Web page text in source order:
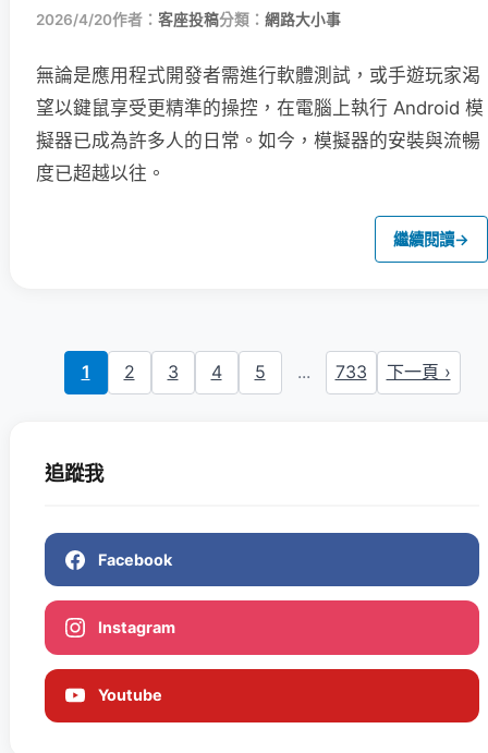
2026/4/20作者： 客座投稿分類： 網路大小事
無論是應用程式開發者需進行軟體測試，或手遊玩家渴
望以鍵鼠享受更精準的操控，在電腦上執行 Android 模
擬器已成為許多人的日常。如今，模擬器的安裝與流暢
度已超越以往。
繼續閱讀→
1 2 3 4 5 ... 733 下一頁 ›
追蹤我
Facebook
Instagram
Youtube